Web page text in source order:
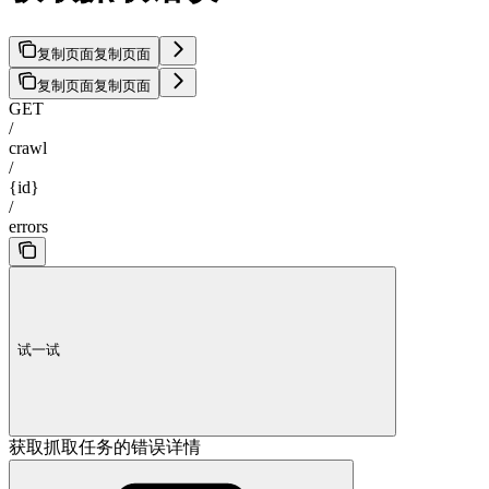
复制页面复制页面
复制页面复制页面
GET
/
crawl
/
{id}
/
errors
试一试
获取抓取任务的错误详情